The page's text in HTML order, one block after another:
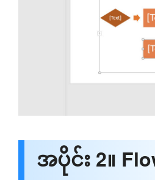
အပိုင်း 2။